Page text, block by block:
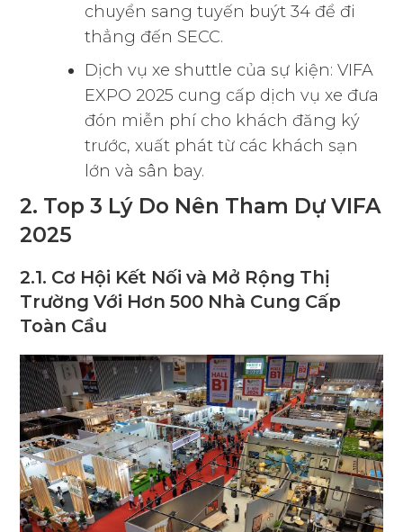
chuyển sang tuyến buýt 34 để đi
thẳng đến SECC.
Dịch vụ xe shuttle của sự kiện: VIFA
EXPO 2025 cung cấp dịch vụ xe đưa
đón miễn phí cho khách đăng ký
trước, xuất phát từ các khách sạn
lớn và sân bay.
2. Top 3 Lý Do Nên Tham Dự VIFA
2025
2.1. Cơ Hội Kết Nối và Mở Rộng Thị
Trường Với Hơn 500 Nhà Cung Cấp
Toàn Cầu